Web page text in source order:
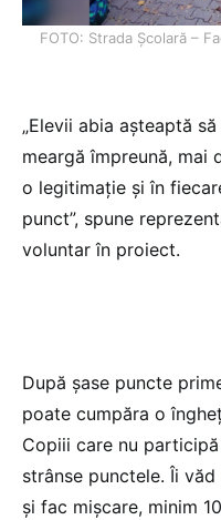
FOTO: Strada Școlară –
„Elevii abia așteaptă
meargă împreună, mai
o legitimație și în
punct”, spune
voluntar în proiect.
După șase puncte
poate cumpăra o
Copiii care nu
strânse punctele. Îi
și fac mișcare, minim